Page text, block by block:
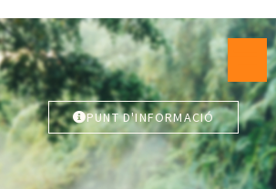
PUNT D'INFORMACIÓ